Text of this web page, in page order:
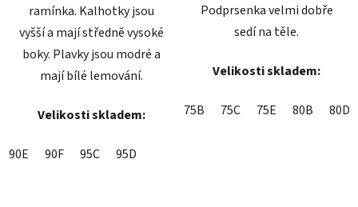
ramínka. Kalhotky jsou
vyšší a mají středně vysoké
boky. Plavky jsou modré a
mají bílé lemování.
Velikosti skladem:
90E 90F 95C 95D
Podprsenka velmi dobře
sedí na těle.
Velikosti skladem:
75B 75C 75E 80B 80D